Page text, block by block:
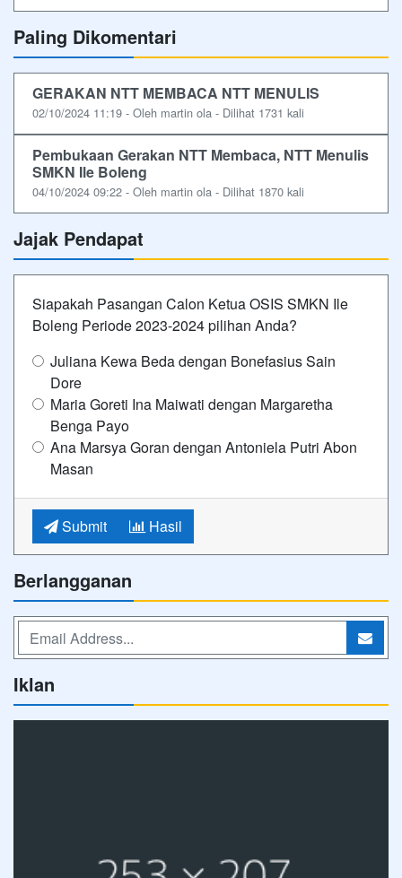
Paling Dikomentari
GERAKAN NTT MEMBACA NTT MENULIS
02/10/2024 11:19 - Oleh martin ola - Dilihat 1731 kali
Pembukaan Gerakan NTT Membaca, NTT Menulis
SMKN Ile Boleng
04/10/2024 09:22 - Oleh martin ola - Dilihat 1870 kali
Jajak Pendapat
Siapakah Pasangan Calon Ketua OSIS SMKN Ile
Boleng Periode 2023-2024 pilihan Anda?
Juliana Kewa Beda dengan Bonefasius Sain
Dore
Maria Goreti Ina Maiwati dengan Margaretha
Benga Payo
Ana Marsya Goran dengan Antoniela Putri Abon
Masan
Submit Hasil
Berlangganan
Iklan